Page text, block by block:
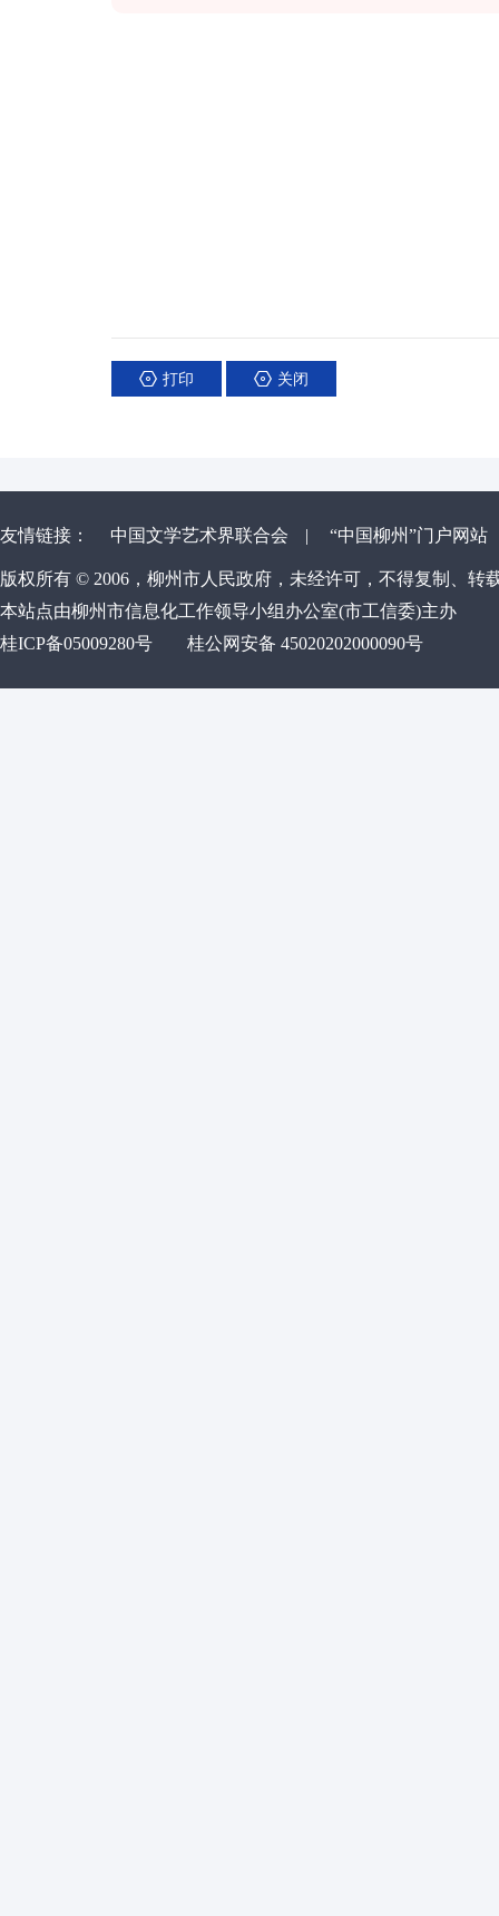
打印 关闭
友情链接： 中国文学艺术界联合会 | “中国柳州”门户网站
版权所有 © 2006，柳州市人民政府，未经许可，不得复制、转
本站点由柳州市信息化工作领导小组办公室(市工信委)主办
桂ICP备05009280号
桂公网安备 45020202000090号